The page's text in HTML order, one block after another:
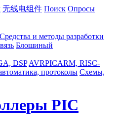
无线电组件 Поиск Опросы
Средства и методы разработки
Блошиный
DSP AVRPICARM, RISC-
протоколы Схемы,
PIC